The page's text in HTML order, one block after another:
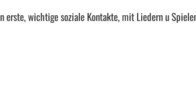
erste, wichtige soziale Kontakte, mit Liedern u